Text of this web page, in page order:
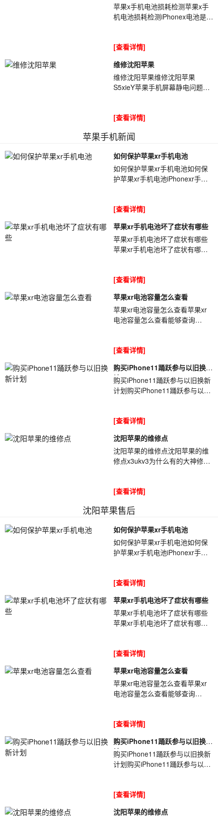
苹果x手机电池损耗检测苹果x手
机电池损耗检测iPhonex电池是消
户不...
[查看详情]
维修沈阳苹果
维修沈阳苹果维修沈阳苹果
S5xieY苹果手机屏幕静电问题导
从裤兜里拿出来屏...
[查看详情]
苹果手机新闻
如何保护苹果xr手机电池
如何保护苹果xr手机电池如何保
护苹果xr手机电池iPhonexr手机
使用...
[查看详情]
苹果xr手机电池坏了症状有哪些
苹果xr手机电池坏了症状有哪些
苹果xr手机电池坏了症状有哪些
一年半...
[查看详情]
苹果xr电池容量怎么查看
苹果xr电池容量怎么查看苹果xr
电池容量怎么查看能够查询
多种,那么你知...
[查看详情]
购买iPhone11踊跃参与以旧换新
计
购买iPhone11踊跃参与以旧换新
计划购买iPhone11踊跃参与以旧
目前有...
[查看详情]
沈阳苹果的维修点
沈阳苹果的维修点沈阳苹果的维
修点x3ukv3为什么有的大神修机
认成了电容，所...
[查看详情]
沈阳苹果售后
如何保护苹果xr手机电池
如何保护苹果xr手机电池如何保
护苹果xr手机电池iPhonexr手机
使用...
[查看详情]
苹果xr手机电池坏了症状有哪些
苹果xr手机电池坏了症状有哪些
苹果xr手机电池坏了症状有哪些
一年半...
[查看详情]
苹果xr电池容量怎么查看
苹果xr电池容量怎么查看苹果xr
电池容量怎么查看能够查询
多种,那么你知...
[查看详情]
购买iPhone11踊跃参与以旧换新
计
购买iPhone11踊跃参与以旧换新
计划购买iPhone11踊跃参与以旧
目前有...
[查看详情]
沈阳苹果的维修点